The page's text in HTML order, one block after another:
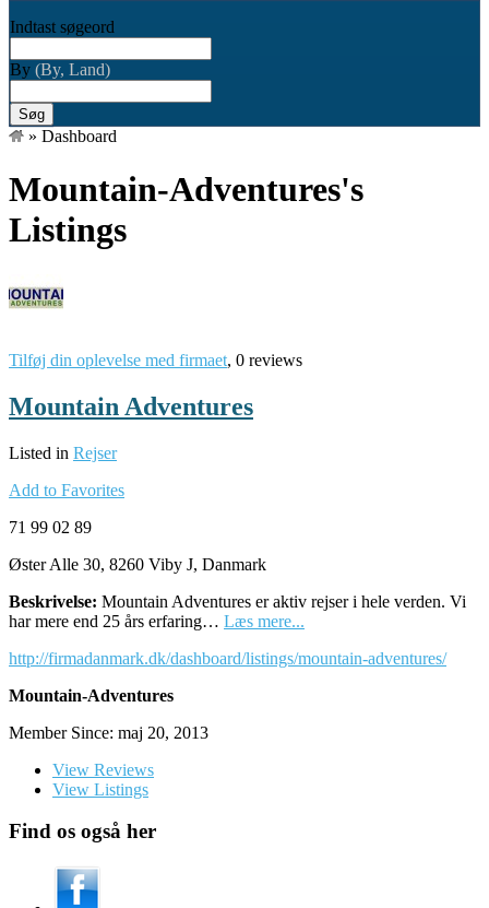
Indtast søgeord
By (By, Land)
Søg
» Dashboard
Mountain-Adventures's
Listings
Tilføj din oplevelse med firmaet, 0 reviews
Mountain Adventures
Listed in Rejser
Add to Favorites
71 99 02 89
Øster Alle 30, 8260 Viby J, Danmark
Beskrivelse: Mountain Adventures er aktiv rejser i hele verden. Vi
har mere end 25 års erfaring… Læs mere...
http://firmadanmark.dk/dashboard/listings/mountain-adventures/
Mountain-Adventures
Member Since: maj 20, 2013
View Reviews
View Listings
Find os også her